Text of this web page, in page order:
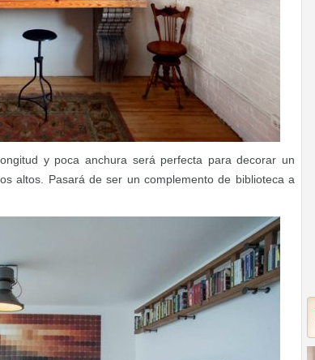
y poca anchura será perfecta para decorar un
altos. Pasará de ser un complemento de biblioteca a